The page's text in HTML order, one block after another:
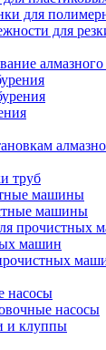
для
для
алмазного
труб
машины
машины
прочистных
машин
насосы
насосы
и клуппы